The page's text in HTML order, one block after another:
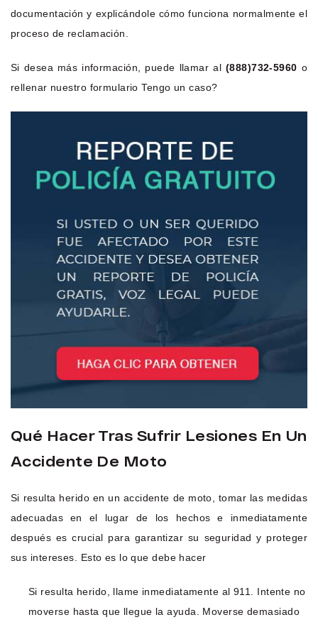
documentación y explicándole cómo funciona normalmente el
proceso de reclamación.
Si desea más información, puede llamar al (888)732-5960 o
rellenar nuestro formulario Tengo un caso?
Qué Hacer Tras Sufrir Lesiones En Un
Accidente De Moto
Si resulta herido en un accidente de moto, tomar las medidas
adecuadas en el lugar de los hechos e inmediatamente
después es crucial para garantizar su seguridad y proteger
sus intereses. Esto es lo que debe hacer
Si resulta herido, llame inmediatamente al 911. Intente no
moverse hasta que llegue la ayuda. Moverse demasiado